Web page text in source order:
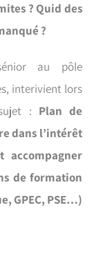
? Quid des
?
au pôle
interivient lors
: Plan de
dans l’intérêt
de formation
GPEC, PSE…)